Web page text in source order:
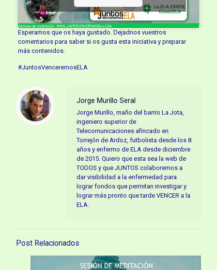
Esperamos que os haya gustado. Dejadnos vuestros
comentarios para saber si os gusta esta iniciativa y preparar
más contenidos.
#JuntosVenceremosELA
Jorge Murillo Seral
Jorge Murillo, maño del barrio La Jota,
ingeniero superior de
Telecomunicaciones afincado en
Torrejón de Ardoz, futbolista desde los 8
años y enfermo de ELA desde diciembre
de 2015. Quiero que esta sea la web de
TODOS y que JUNTOS colaboremos a
dar visibilidad a la enfermedad para
lograr fondos que permitan investigar y
lograr más pronto que tarde VENCER a la
ELA.
Post Relacionados